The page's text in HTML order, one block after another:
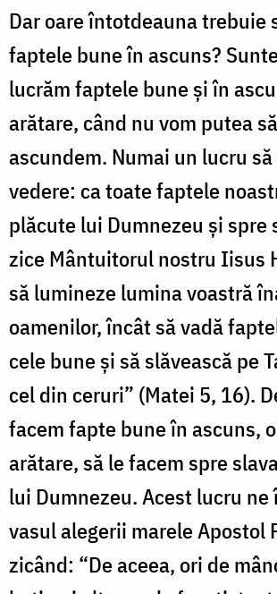
Dar oare întotdeauna trebuie
faptele bune în ascuns?
lucrăm faptele bune și în
arătare, când nu vom putea
ascundem. Numai un lucru să
vedere: ca toate faptele
plăcute lui Dumnezeu și spre
zice Mântuitorul nostru Iisus
să lumineze lumina voastră
oamenilor, încât să vadă
cele bune și să slăvească pe
cel din ceruri” (Matei 5, 16).
facem fapte bune în ascuns,
arătare, să le facem spre
lui Dumnezeu. Acest lucru ne
vasul alegerii marele Apostol
zicând: “De aceea, ori de